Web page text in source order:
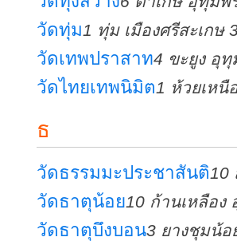
วัดทุ่ม1 ทุ่ม เมืองศรีสะเกษ
วัดเทพปราสาท4 ขะยูง อุ
วัดไทยเทพนิมิต1 ห้วยเหนื
ธ
วัดธรรมมะประชาสันติ10
วัดธาตุน้อย10 ก้านเหลือง
วัดธาตุบึงบอน3 ยางชุมน้อ